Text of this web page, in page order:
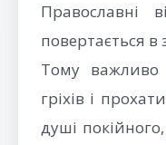
Православні
повертається
Тому
гріхів і
душі